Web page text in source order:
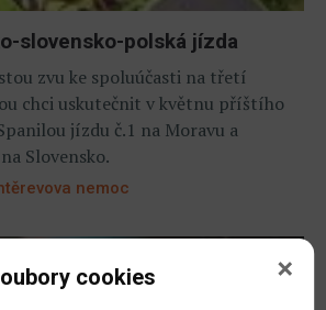
slovensko-polská jízda
zvu ke spoluúčasti na třetí
chci uskutečnit v květnu příštího
jízdu č.1 na Moravu a
Slovensko.
nemoc
cookies